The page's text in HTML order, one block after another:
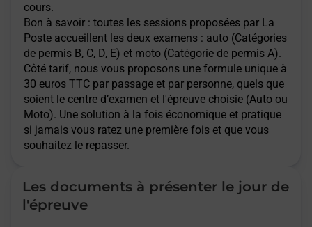
cours.
Bon à savoir : toutes les sessions proposées par La
Poste accueillent les deux examens : auto (Catégories
de permis B, C, D, E) et moto (Catégorie de permis A).
Côté tarif, nous vous proposons une formule unique à
30 euros TTC par passage et par personne, quels que
soient le centre d’examen et l'épreuve choisie (Auto ou
Moto). Une solution à la fois économique et pratique
si jamais vous ratez une première fois et que vous
souhaitez le repasser.
Les documents à présenter le jour de
l'épreuve